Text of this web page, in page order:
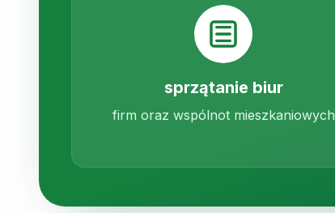
sprzątanie biur
firm oraz wspólnot mieszkaniowych